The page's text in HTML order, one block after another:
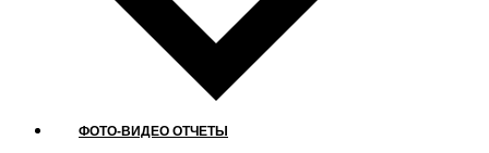
ФОТО-ВИДЕО ОТЧЕТЫ